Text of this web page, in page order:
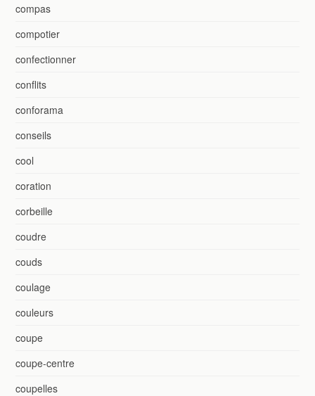
compas
compotier
confectionner
conflits
conforama
conseils
cool
coration
corbeille
coudre
couds
coulage
couleurs
coupe
coupe-centre
coupelles